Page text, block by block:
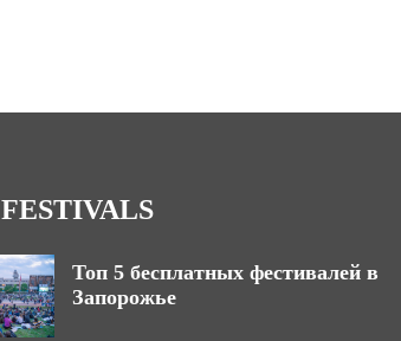
FESTIVALS
Топ 5 бесплатных фестивалей в
Запорожье